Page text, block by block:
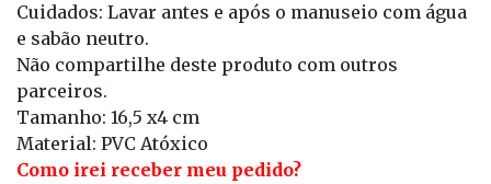
Cuidados: Lavar antes e após o manuseio com água
e sabão neutro.
Não compartilhe deste produto com outros
parceiros.
Tamanho: 16,5 x4 cm
Material: PVC Atóxico
Como irei receber meu pedido?